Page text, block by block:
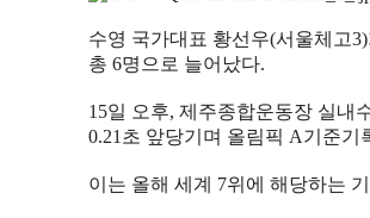
수영 국가대표 황선우(서울체고3)
총 6명으로 늘어났다.
15일 오후, 제주종합운동장 실내
0.21 초 앞당기며 올림픽 A기준기
이는 올해 세계 7위에 해당하는